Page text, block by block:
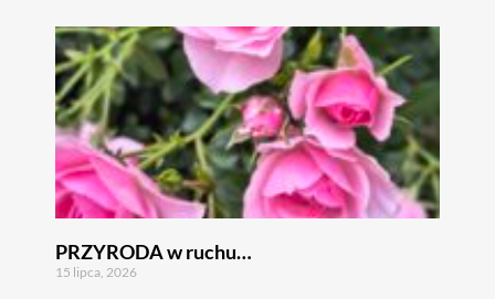
PRZYRODA w ruchu…
15 lipca, 2026